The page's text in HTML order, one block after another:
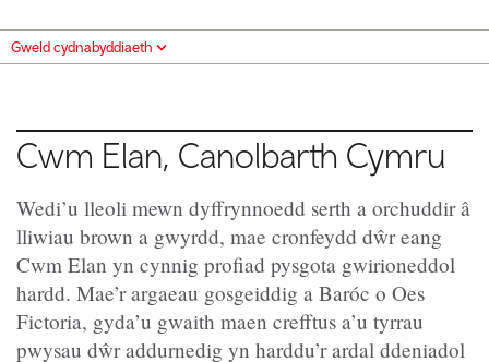
Gweld cydnabyddiaeth
Cwm Elan, Canolbarth Cymru
Wedi’u lleoli mewn dyffrynnoedd serth a orchuddir â
lliwiau brown a gwyrdd, mae cronfeydd dŵr eang
Cwm Elan yn cynnig profiad pysgota gwirioneddol
hardd. Mae’r argaeau gosgeiddig a Baróc o Oes
Fictoria, gyda’u gwaith maen crefftus a’u tyrrau
pwysau dŵr addurnedig yn harddu’r ardal ddeniadol